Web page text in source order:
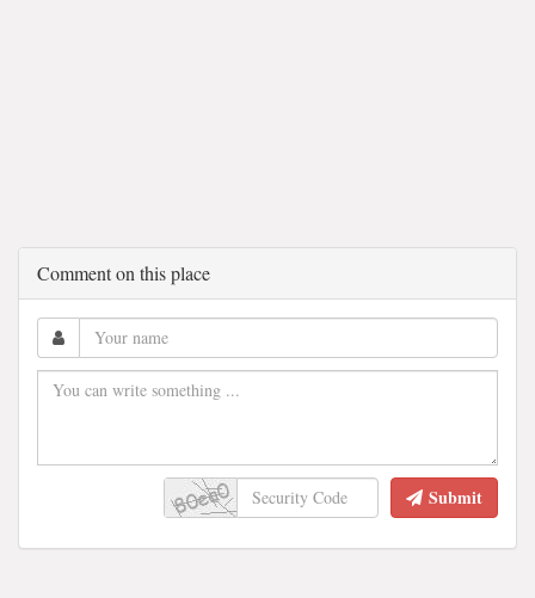
Comment on this place
Submit